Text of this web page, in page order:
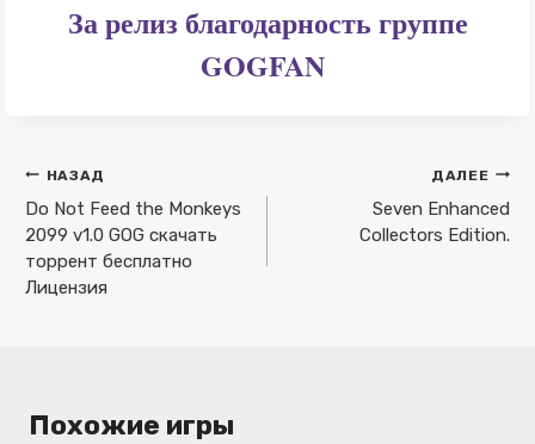
За релиз благодарность группе
GOGFAN
Навигация
по
записям
НАЗАД
Do Not Feed the Monkeys
2099 v1.0 GOG скачать
торрент бесплатно
Лицензия
ДАЛЕЕ
Seven Enhanced
Collectors Edition.
Похожие игры